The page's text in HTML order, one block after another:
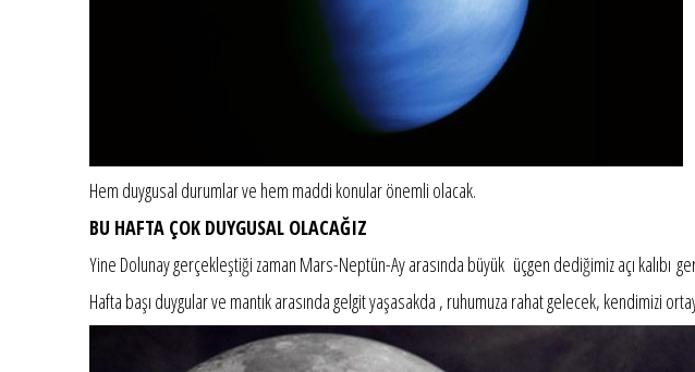
Hem duygusal durumlar ve hem maddi konular önemli olacak.
BU HAFTA ÇOK DUYGUSAL OLACAĞIZ
Yine Dolunay gerçekleştiği zaman Mars-Neptün-Ay arasında büyük üçgen dediğimiz açı kalıbı
Hafta başı duygular ve mantık arasında gelgit yaşasakda , ruhumuza rahat gelecek, kendimizi